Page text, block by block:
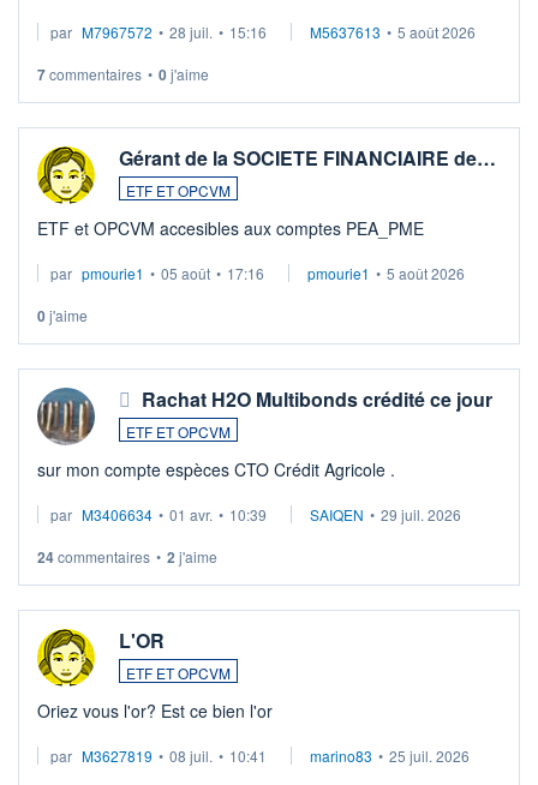
par M7967572 • 28 juil. • 15:16 M5637613 • 5 août 2026
7commentaires • 0j'aime
Gérant de la SOCIETE FINANCIAIRE de…
ETF ET OPCVM
ETF et OPCVM accesibles aux comptes PEA_PME
par pmourie1 • 05 août • 17:16 pmourie1 • 5 août 2026
0j'aime
Rachat H2O Multibonds crédité ce jour
ETF ET OPCVM
sur mon compte espèces CTO Crédit Agricole .
par M3406634 • 01 avr. • 10:39 SAIQEN • 29 juil. 2026
24commentaires • 2 j'aime
L'OR
ETF ET OPCVM
Oriez vous l'or? Est ce bien l'or
par M3627819 • 08 juil. • 10:41 marino83 • 25 juil. 2026